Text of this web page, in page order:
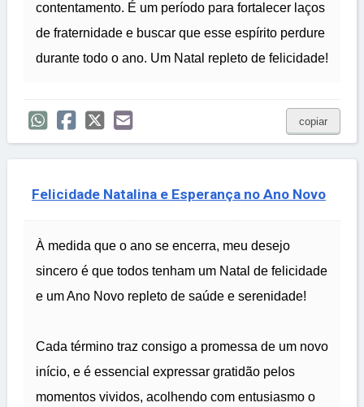
contentamento. É um período para fortalecer laços
de fraternidade e buscar que esse espírito perdure
durante todo o ano. Um Natal repleto de felicidade!
copiar
Felicidade Natalina e Esperança no Ano Novo
À medida que o ano se encerra, meu desejo
sincero é que todos tenham um Natal de felicidade
e um Ano Novo repleto de saúde e serenidade!
Cada término traz consigo a promessa de um novo
início, e é essencial expressar gratidão pelos
momentos vividos, acolhendo com entusiasmo o